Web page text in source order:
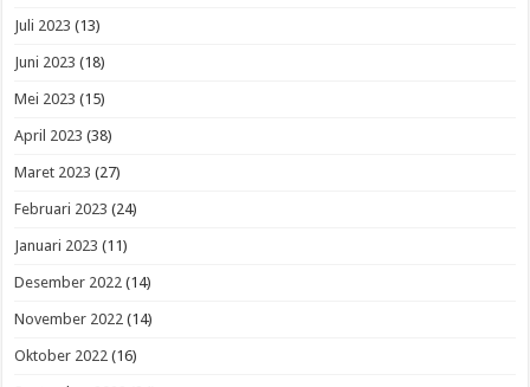
Juli 2023 (13)
Juni 2023 (18)
Mei 2023 (15)
April 2023 (38)
Maret 2023 (27)
Februari 2023 (24)
Januari 2023 (11)
Desember 2022 (14)
November 2022 (14)
Oktober 2022 (16)